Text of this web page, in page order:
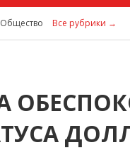
Общество Все рубрики →